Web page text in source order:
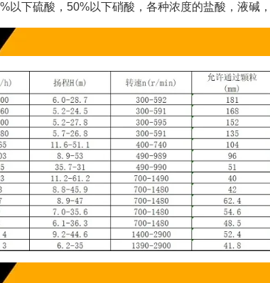
下硫酸，50%以下硝酸，各种浓度的盐酸，液碱，